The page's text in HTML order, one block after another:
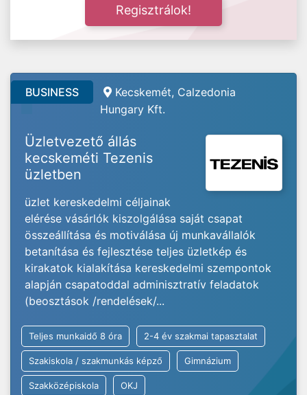
Regisztrálok!
BUSINESS Kecskemét, Calzedonia
Hungary Kft.
Üzletvezető állás
kecskeméti Tezenis
üzletben
üzlet kereskedelmi céljainak
elérése vásárlók kiszolgálása saját csapat
összeállítása és motiválása új munkavállalók
betanítása és fejlesztése teljes üzletkép és
kirakatok kialakítása kereskedelmi szempontok
alapján csapatoddal adminisztratív feladatok
(beosztások /rendelések/...
Teljes munkaidő 8 óra 2-4 év szakmai tapasztalat
Szakiskola / szakmunkás képző Gimnázium
Szakközépiskola OKJ